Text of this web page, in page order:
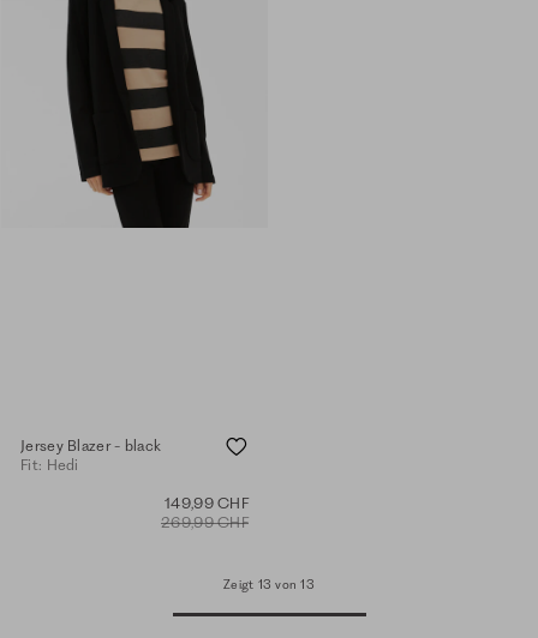
Jersey Blazer - black
Fit: Hedi
149,99 CHF
269,99 CHF
Zeigt 13 von 13